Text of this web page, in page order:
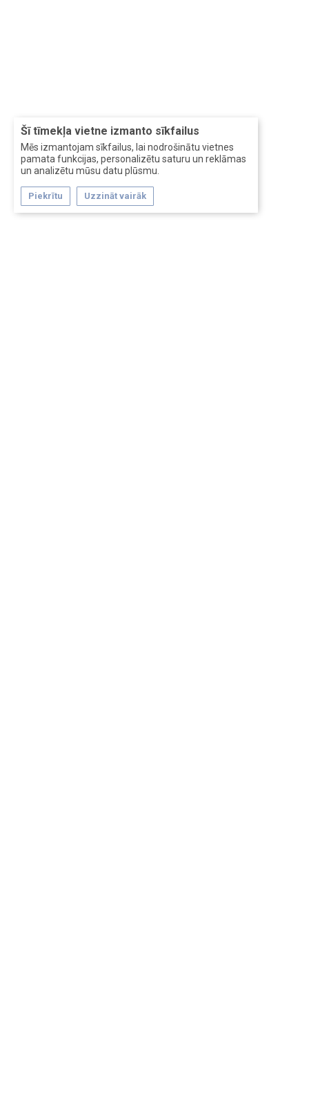
Šī tīmekļa vietne izmanto sīkfailus
Mēs izmantojam sīkfailus, lai nodrošinātu vietnes
pamata funkcijas, personalizētu saturu un reklāmas
un analizētu mūsu datu plūsmu.
Piekrītu Uzzināt vairāk